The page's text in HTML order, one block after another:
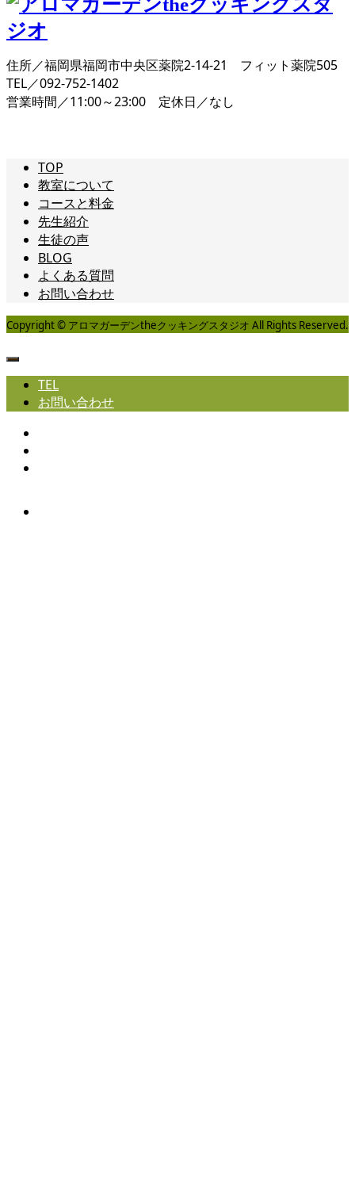
住所／福岡県福岡市中央区薬院2-14-21 フィット薬院505
TEL／092-752-1402
営業時間／11:00～23:00 定休日／なし
TOP
教室について
コースと料金
先生紹介
生徒の声
BLOG
よくある質問
お問い合わせ
Copyright © アロマガーデンtheクッキングスタジオ All Rights Reserved.
TEL
お問い合わせ